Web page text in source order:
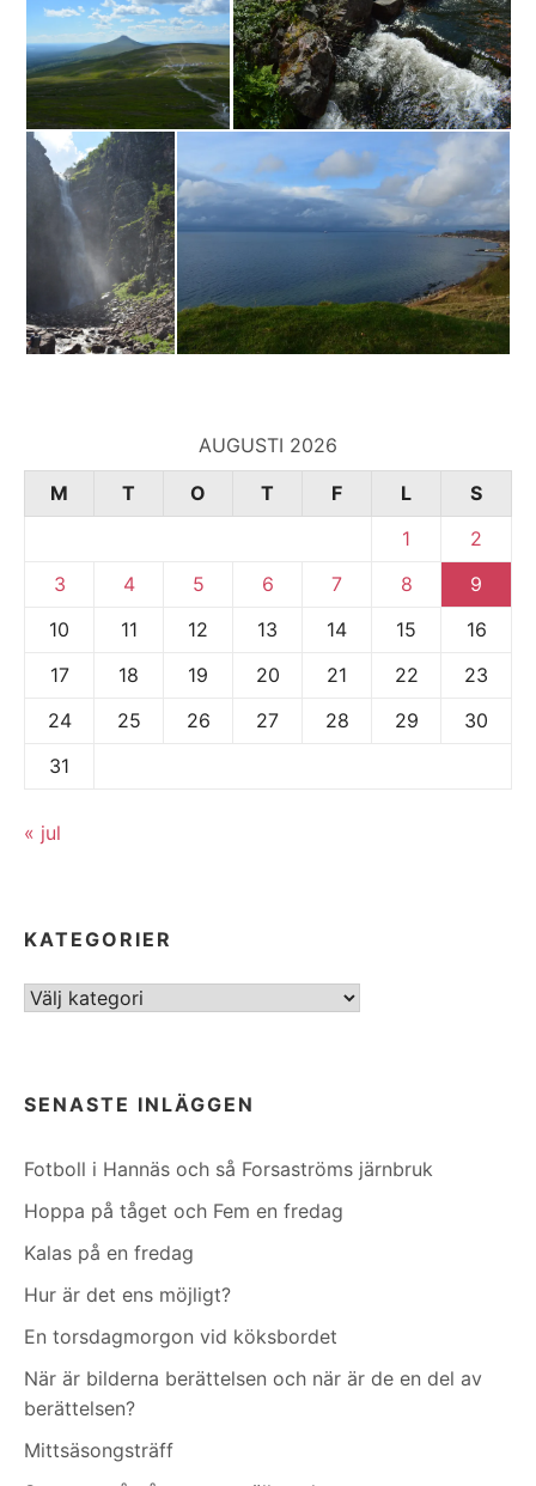
AUGUSTI 2026
M
T O T F L
S
1
2
3
4 5 6 7 8
9
10
11 12 13 14 15
16
17
18 19 20 21 22
23
24
25 26 27 28 29
30
31
« jul
KATEGORIER
Kategorier
SENASTE INLÄGGEN
Fotboll i Hannäs och så Forsaströms järnbruk
Hoppa på tåget och Fem en fredag
Kalas på en fredag
Hur är det ens möjligt?
En torsdagmorgon vid köksbordet
När är bilderna berättelsen och när är de en del av
berättelsen?
Mittsäsongsträff